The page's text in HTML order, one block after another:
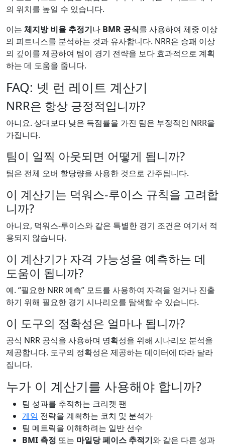
의 위치를 높일 수 있습니다.
이는 체지방 비율 추정기나 BMR 공식를 사용하여 체중 이상
의 피트니스를 분석하는 것과 유사합니다. NRR은 승패 이상
의 깊이를 제공하여 팀이 경기 전략을 보다 효과적으로 계획
하는 데 도움을 줍니다.
FAQ: 넷 런 레이트 계산기
NRR은 항상 긍정적입니까?
아니요. 상대보다 낮은 득점률을 가진 팀은 부정적인 NRR을
가집니다.
팀이 일찍 아웃되면 어떻게 됩니까?
팀은 전체 오버 할당량을 사용한 것으로 간주됩니다.
이 계산기는 덕워스-루이스 규칙을 고려합
니까?
아니요, 덕워스-루이스와 같은 특별한 경기 조건은 여기서 적
용되지 않습니다.
이 계산기가 자격 가능성을 예측하는 데
도움이 됩니까?
예. “필요한 NRR 예측” 모드를 사용하여 자격을 얻거나 진출
하기 위해 필요한 경기 시나리오를 탐색할 수 있습니다.
이 도구의 정확성은 얼마나 됩니까?
공식 NRR 공식을 사용하며 명확성을 위해 시나리오 분석을
제공합니다. 도구의 정확성은 제공하는 데이터에 따라 달라
집니다.
누가 이 계산기를 사용해야 합니까?
팀 성과를 추적하는 크리켓 팬
게임 전략을 계획하는 코치 및 분석가
팀 메트릭을 이해하려는 일반 선수
BMI 측정 또는 마일당 페이스 추적기와 같은 다른 성과